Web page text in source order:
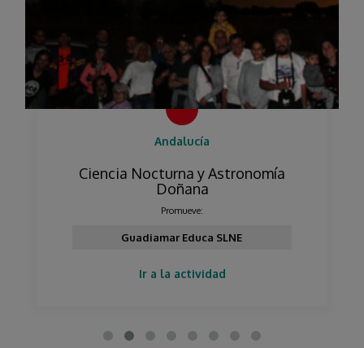
Andalucía
Ciencia Nocturna y Astronomía
Doñana
Promueve:
Guadiamar Educa SLNE
Ir a la actividad